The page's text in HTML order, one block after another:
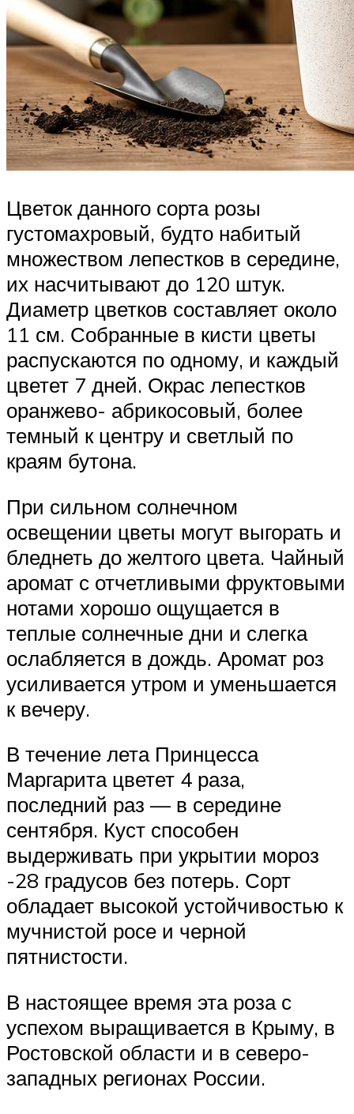
Цветок данного сорта розы
густомахровый, будто набитый
множеством лепестков в середине,
их насчитывают до 120 штук.
Диаметр цветков составляет около
11 см. Собранные в кисти цветы
распускаются по одному, и каждый
цветет 7 дней. Окрас лепестков
оранжево- абрикосовый, более
темный к центру и светлый по
краям бутона.
При сильном солнечном
освещении цветы могут выгорать и
бледнеть до желтого цвета. Чайный
аромат с отчетливыми фруктовыми
нотами хорошо ощущается в
теплые солнечные дни и слегка
ослабляется в дождь. Аромат роз
усиливается утром и уменьшается
к вечеру.
В течение лета Принцесса
Маргарита цветет 4 раза,
последний раз — в середине
сентября. Куст способен
выдерживать при укрытии мороз
-28 градусов без потерь. Сорт
обладает высокой устойчивостью к
мучнистой росе и черной
пятнистости.
В настоящее время эта роза с
успехом выращивается в Крыму, в
Ростовской области и в северо-
западных регионах России.